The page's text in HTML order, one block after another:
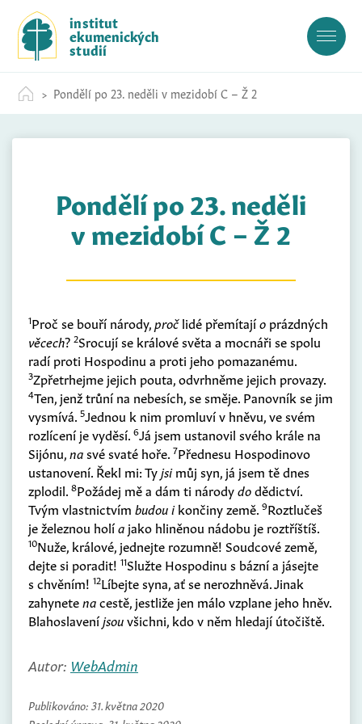
c
institut
ekumenických
studií
Pondělí po 23. neděli v mezidobí C – Ž 2
Pondělí po 23. neděli
v mezidobí C – Ž 2
1Proč se bouří národy,pročlidé přemítajío prázdných
věcech? 2Srocují se králové světa a mocnáři se spolu
radí proti Hospodinu a proti jeho pomazanému.
3Zpřetrhejme jejich pouta, odvrhněme jejich provazy.
4Ten, jenž trůní na nebesích, se směje. Panovník se jim
vysmívá. 5Jednou k nim promluví v hněvu, ve svém
rozlícení je vyděsí. 6Já jsem ustanovil svého krále na
Sijónu,nasvé svaté hoře. 7Přednesu Hospodinovo
ustanovení. Řekl mi: Tyjsimůj syn, já jsem tě dnes
zplodil. 8Požádej mě a dám ti národydodědictví.
Tvým vlastnictvím budou ikončiny země. 9Roztlučeš
je železnou holía jako hliněnou nádobu je roztříštíš.
10Nuže, králové, jednejte rozumně! Soudcové země,
dejte si poradit! 11Služte Hospodinu s bázní a jásejte
s chvěním! 12Líbejte syna, ať se nerozhněvá. Jinak
zahynetenacestě, jestliže jen málo vzplane jeho hněv.
Blahoslaveníjsouvšichni, kdo v něm hledají útočiště.
Autor: WebAdmin
Publikováno: 31. května 2020